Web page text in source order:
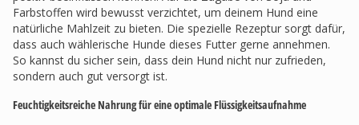
Farbstoffen wird bewusst verzichtet, um deinem Hund eine
natürliche Mahlzeit zu bieten. Die spezielle Rezeptur sorgt dafür,
dass auch wählerische Hunde dieses Futter gerne annehmen.
So kannst du sicher sein, dass dein Hund nicht nur zufrieden,
sondern auch gut versorgt ist.
Feuchtigkeitsreiche Nahrung für eine optimale Flüssigkeitsaufnahme